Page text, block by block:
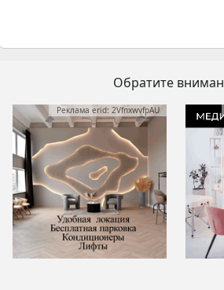
Обратите
Реклама erid: 2VfnxwvfpAU